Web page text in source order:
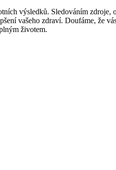
výsledků. Sledováním zdroje,
vašeho zdraví. Doufáme, že
životem.